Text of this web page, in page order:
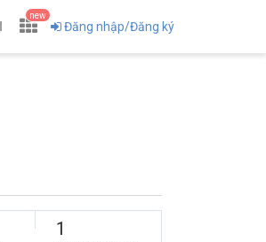
new
Đăng nhập/Đăng ký
1